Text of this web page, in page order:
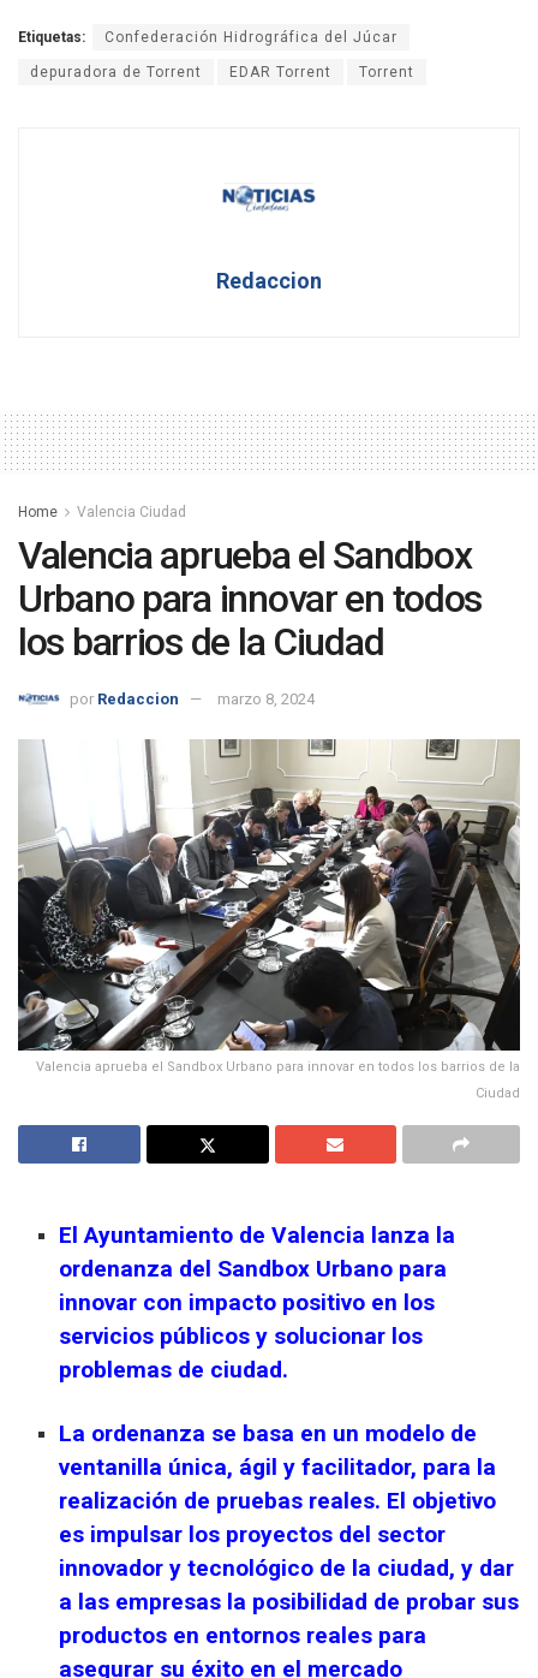
Etiquetas: Confederación Hidrográfica del Júcar
depuradora de Torrent EDAR Torrent Torrent
Redaccion
Home Valencia Ciudad
Valencia aprueba el Sandbox
Urbano para innovar en todos
los barrios de la Ciudad
por Redaccion marzo 8, 2024
Valencia aprueba el Sandbox Urbano para innovar en todos los barrios de la
Ciudad
El Ayuntamiento de Valencia lanza la
ordenanza del Sandbox Urbano para
innovar con impacto positivo en los
servicios públicos y solucionar los
problemas de ciudad.
La ordenanza se basa en un modelo de
ventanilla única, ágil y facilitador, para la
realización de pruebas reales. El objetivo
es impulsar los proyectos del sector
innovador y tecnológico de la ciudad, y dar
a las empresas la posibilidad de probar sus
productos en entornos reales para
asegurar su éxito en el mercado